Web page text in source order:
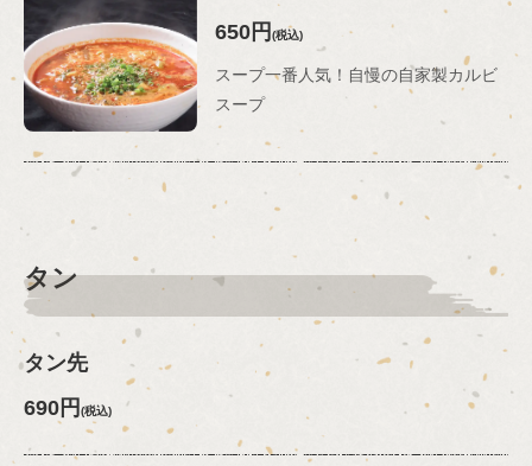
650円(税込)
スープ一番人気！自慢の自家製カルビ
スープ
タン
タン先
690円 (税込)